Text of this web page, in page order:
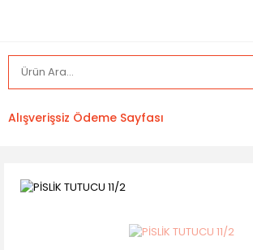
Alışverişsiz Ödeme Sayfası